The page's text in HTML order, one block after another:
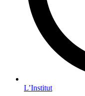
L’Institut